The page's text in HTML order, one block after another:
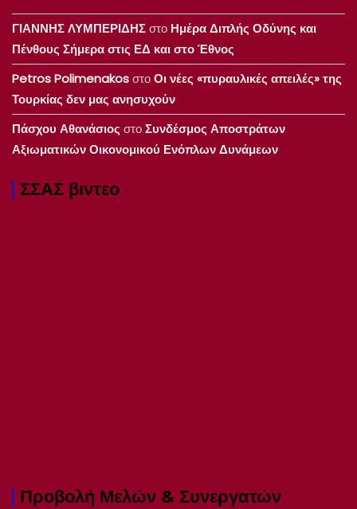
ΓΙΑΝΝΗΣ ΛΥΜΠΕΡΙΔΗΣστο Ημέρα Διπλής Οδύνης και
Πένθους Σήμερα στις ΕΔ και στο Έθνος
Petros PolimenakosστοΟι νέες «πυραυλικές απειλές» της
Τουρκίας δεν μας ανησυχούν
Πάσχου Αθανάσιος στοΣυνδέσμος Αποστράτων
Αξιωματικών Οικονομικού Ενόπλων Δυνάμεων
ΣΣΑΣ βιντεο
Προβολή Μελών & Συνεργατών